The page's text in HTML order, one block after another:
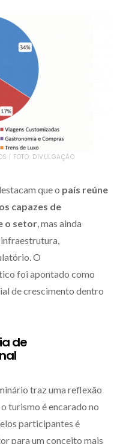
| FOTO: DIVULGAÇÃO
que o país reúne
capazes de
o setor, mas ainda
O
foi apontado como
de crescimento dentro
de
traz uma reflexão
turismo é encarado no
participantes é
para um conceito mais